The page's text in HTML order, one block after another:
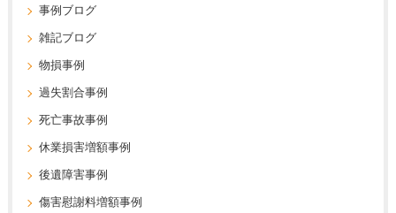
事例ブログ
雑記ブログ
物損事例
過失割合事例
死亡事故事例
休業損害増額事例
後遺障害事例
傷害慰謝料増額事例